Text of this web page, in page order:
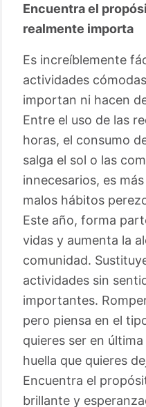
Encuentra el
realmente importa
Es increíblemente
actividades
importan ni hacen
Entre el uso de las
horas, el consumo
salga el sol o las
innecesarios, es
malos hábitos
Este año, forma
vidas y aumenta la
comunidad.
actividades sin
importantes.
pero piensa en el
quieres ser en
huella que quieres
Encuentra el
brillante y